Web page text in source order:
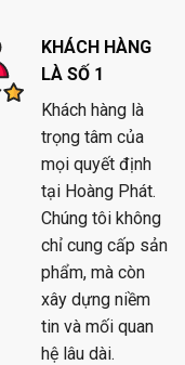
KHÁCH HÀNG
LÀ SỐ 1
Khách hàng là
trọng tâm của
mọi quyết định
tại Hoàng Phát.
Chúng tôi không
chỉ cung cấp sản
phẩm, mà còn
xây dựng niềm
tin và mối quan
hệ lâu dài.